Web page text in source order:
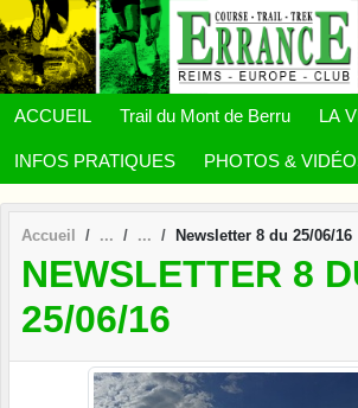
ACCUEIL Trail du Mont de Berru LA
INFOS PRATIQUES PHOTOS &
Accueil Newsletter 8 du 25/06/16
NEWSLETTER 8
25/06/16
Panneau de gestion des cookies